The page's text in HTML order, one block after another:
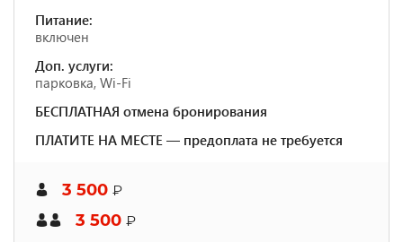
Питание:
включен
Доп. услуги:
парковка, Wi-Fi
БЕСПЛАТНАЯ отмена бронирования
ПЛАТИТЕ НА МЕСТЕ — предоплата не требуется
3 500 ₽
3 500 ₽